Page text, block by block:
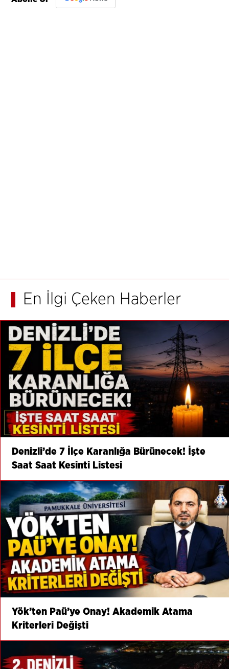
En İlgi Çeken Haberler
Denizli’de 7 İlçe Karanlığa Bürünecek! İşte
Saat Saat Kesinti Listesi
Yök’ten Paü’ye Onay! Akademik Atama
Kriterleri Değişti